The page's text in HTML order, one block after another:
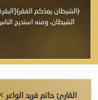
الشيطان، ومنه استدرج
القارئ حاتم فريد الواعر